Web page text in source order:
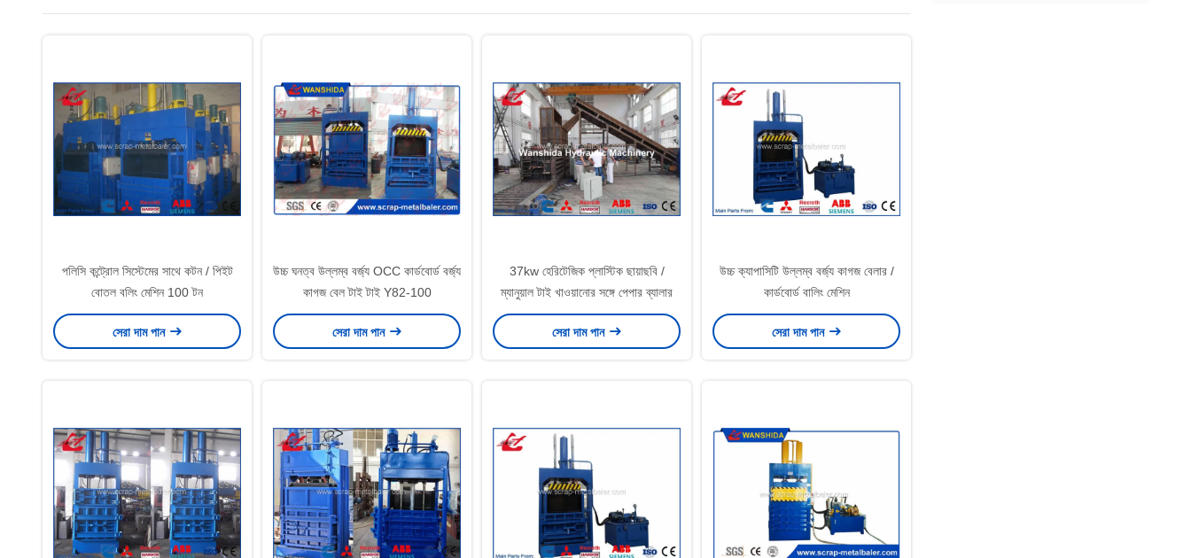
পলিসি কন্ট্রোল সিস্টেমের সাথে কটন / পিইট
বোতল বলিং মেশিন 100 টন
সেরা দাম পান
উচ্চ ঘনত্ব উল্লম্ব বর্জ্য OCC কার্ডবোর্ড বর্জ্য
কাগজ বেল টাই টাই Y82-100
সেরা দাম পান
37kw হেরিটেজিক প্লাস্টিক ছায়াছবি /
ম্যানুয়াল টাই খাওয়ানোর সঙ্গে পেপার ব্যালার
সেরা দাম পান
উচ্চ ক্যাপাসিটি উল্লম্ব বর্জ্য কাগজ বেলার /
কার্ডবোর্ড বালিং মেশিন
সেরা দাম পান